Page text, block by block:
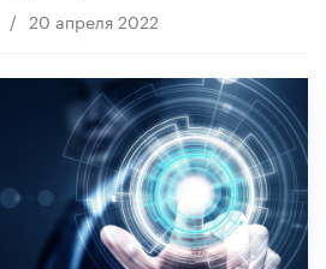
/ 20 апреля 2022